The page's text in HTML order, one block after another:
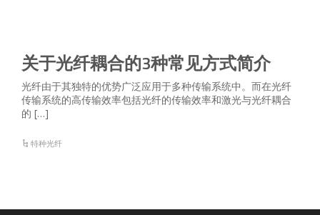
关于光纤耦合的3种常见方式简介
光纤由于其独特的优势广泛应用于多种传输系统中。而在光纤
传输系统的高传输效率包括光纤的传输效率和激光与光纤耦合
的 […]
特种光纤